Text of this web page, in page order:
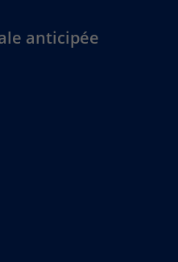
anticipée